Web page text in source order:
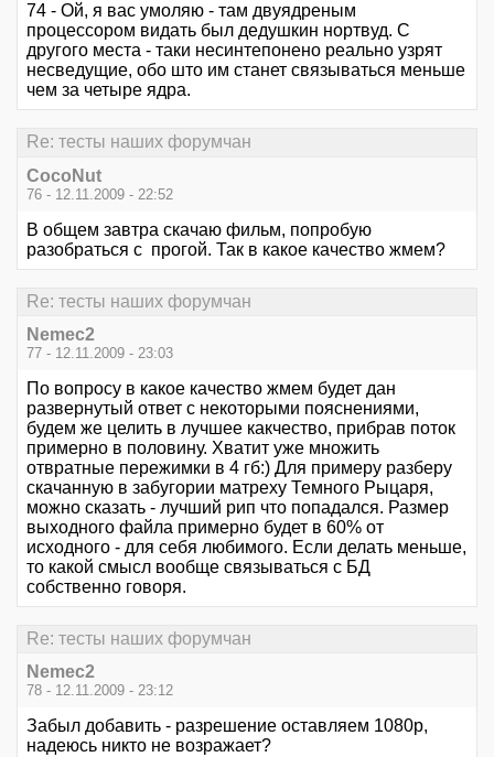
74 - Ой, я вас умоляю - там двуядреным
процессором видать был дедушкин нортвуд. С
другого места - таки несинтепонено реально узрят
несведущие, обо што им станет связываться меньше
чем за четыре ядра.
Re: тесты наших форумчан
CocoNut
76 - 12.11.2009 - 22:52
В общем завтра скачаю фильм, попробую
разобраться с прогой. Так в какое качество жмем?
Re: тесты наших форумчан
Nemec2
77 - 12.11.2009 - 23:03
По вопросу в какое качество жмем будет дан
развернутый ответ с некоторыми пояснениями,
будем же целить в лучшее какчество, прибрав поток
примерно в половину. Хватит уже множить
отвратные пережимки в 4 гб:) Для примеру разберу
скачанную в забугории матреху Темного Рыцаря,
можно сказать - лучший рип что попадался. Размер
выходного файла примерно будет в 60% от
исходного - для себя любимого. Если делать меньше,
то какой смысл вообще связываться с БД
собственно говоря.
Re: тесты наших форумчан
Nemec2
78 - 12.11.2009 - 23:12
Забыл добавить - разрешение оставляем 1080p,
надеюсь никто не возражает?